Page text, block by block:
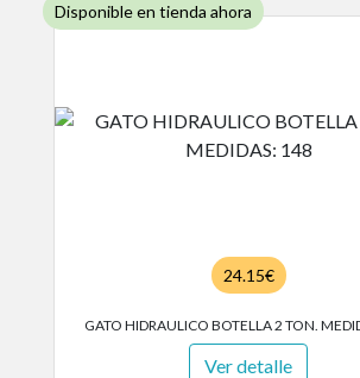
Disponible en tienda ahora
24.15€
GATO HIDRAULICO BOTELLA 2 TON.
Ver detalle